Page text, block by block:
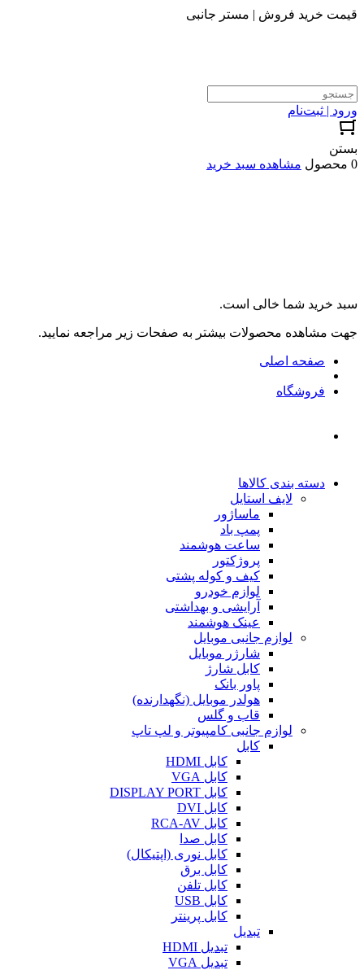
قیمت خرید فروش | مستر جانبی
ورود | ثبت‌نام
بستن
0 محصول
مشاهده سبد خرید
سبد خرید شما خالی است.
جهت مشاهده محصولات بیشتر به صفحات زیر مراجعه نمایید.
صفحه اصلی
فروشگاه
دسته بندی کالاها
لایف استایل
ماساژور
پمپ باد
ساعت هوشمند
پروژکتور
کیف و کوله پشتی
لوازم خودرو
آرایشی و بهداشتی
عینک هوشمند
لوازم جانبی موبایل
شارژر موبایل
کابل شارژ
پاور بانک
هولدر موبایل (نگهدارنده)
قاب و گلس
لوازم جانبی کامپیوتر و لپ تاپ
کابل
کابل HDMI
کابل VGA
کابل DISPLAY PORT
کابل DVI
کابل RCA-AV
کابل صدا
کابل نوری (اپتیکال)
کابل برق
کابل تلفن
کابل USB
کابل پرینتر
تبدیل
تبدیل HDMI
تبدیل VGA